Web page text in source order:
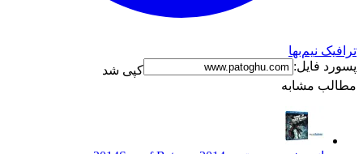
ترافیک نیم‌بها
پسورد فایل:
کپی شد
مطالب مشابه